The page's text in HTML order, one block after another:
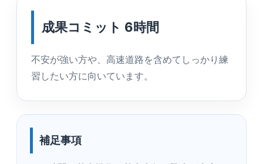
成果コミット 6時間
不安が強い方や、高速道路を含めてしっかり練
習したい方に向いています。
補足事項